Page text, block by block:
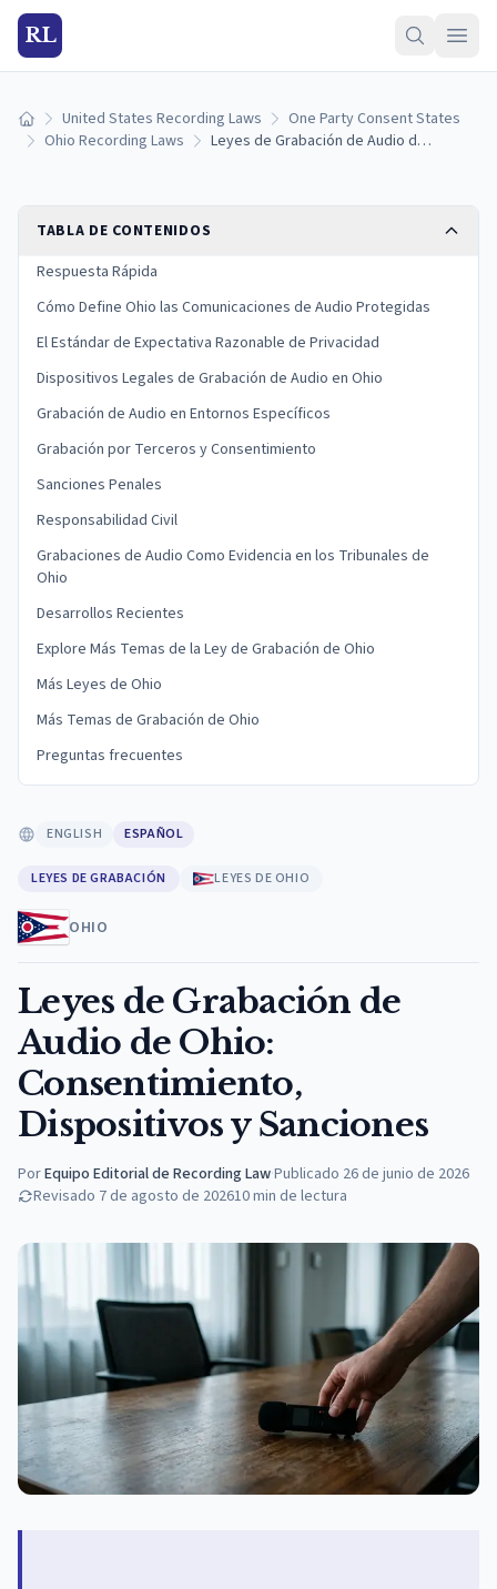
RL
Inicio United States Recording Laws
One Party Consent States
Ohio Recording Laws
Leyes de Grabación de Audio de Ohio: Consentimiento, Dispositivos y Sanciones
TABLA DE CONTENIDOS
Respuesta Rápida
Cómo Define Ohio las Comunicaciones de Audio Protegidas
El Estándar de Expectativa Razonable de Privacidad
Dispositivos Legales de Grabación de Audio en Ohio
Grabación de Audio en Entornos Específicos
Grabación por Terceros y Consentimiento
Sanciones Penales
Responsabilidad Civil
Grabaciones de Audio Como Evidencia en los Tribunales de
Ohio
Desarrollos Recientes
Explore Más Temas de la Ley de Grabación de Ohio
Más Leyes de Ohio
Más Temas de Grabación de Ohio
Preguntas frecuentes
ENGLISH ESPAÑOL
LEYES DE GRABACIÓN LEYES DE OHIO
OHIO
Leyes de Grabación de
Audio de Ohio:
Consentimiento,
Dispositivos y Sanciones
PorEquipo Editorial de Recording Law·Publicado 26 de junio de 2026
Revisado 7 de agosto de 202610min de lectura